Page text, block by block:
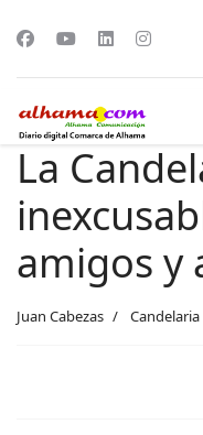
La
amigos y
Juan Cabezas Candelaria